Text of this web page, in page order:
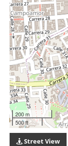
200 m
500 ft
Street View